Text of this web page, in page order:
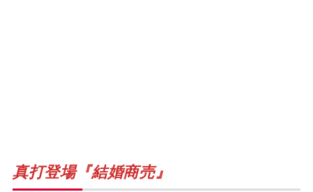
真打登場『結婚商売』